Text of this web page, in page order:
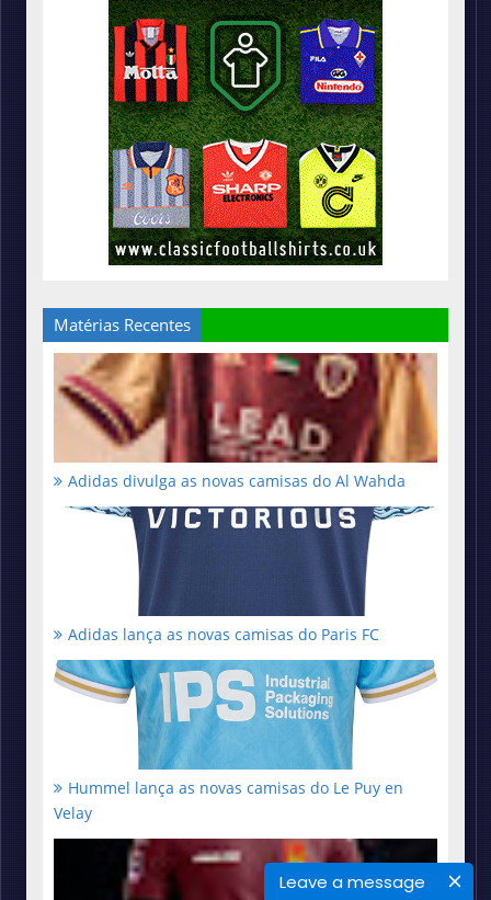
Leave a message
Matérias Recentes
Adidas divulga as novas camisas do Al Wahda
Adidas lança as novas camisas do Paris FC
Hummel lança as novas camisas do Le Puy en
Velay